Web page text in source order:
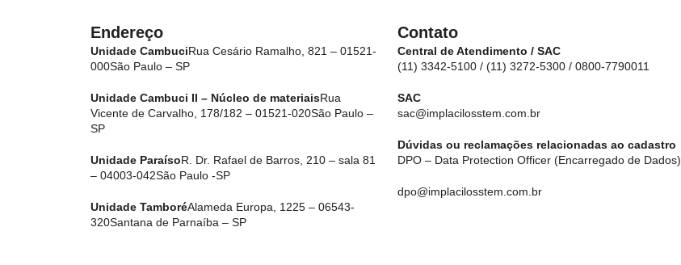
Endereço
Unidade CambuciRua Cesário Ramalho, 821 – 01521-
000São Paulo – SP
Unidade Cambuci II – Núcleo de materiaisRua
Vicente de Carvalho, 178/182 – 01521-020São Paulo –
SP
Unidade ParaísoR. Dr. Rafael de Barros, 210 – sala 81
– 04003-042São Paulo -SP
Unidade TamboréAlameda Europa, 1225 – 06543-
320Santana de Parnaíba – SP
Contato
Central de Atendimento / SAC
(11) 3342-5100 / (11) 3272-5300 / 0800-7790011
SAC
sac@implacilosstem.com.br
Dúvidas ou reclamações relacionadas ao cadastro
DPO – Data Protection Officer (Encarregado de Dados)
dpo@implacilosstem.com.br